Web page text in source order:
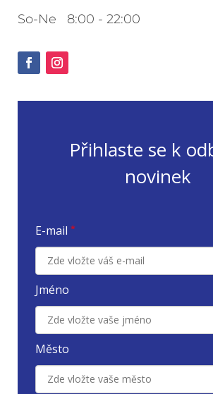
So-Ne 8:00 - 22:00
Přihlaste se k
novinek
E-mail *
Jméno
Město